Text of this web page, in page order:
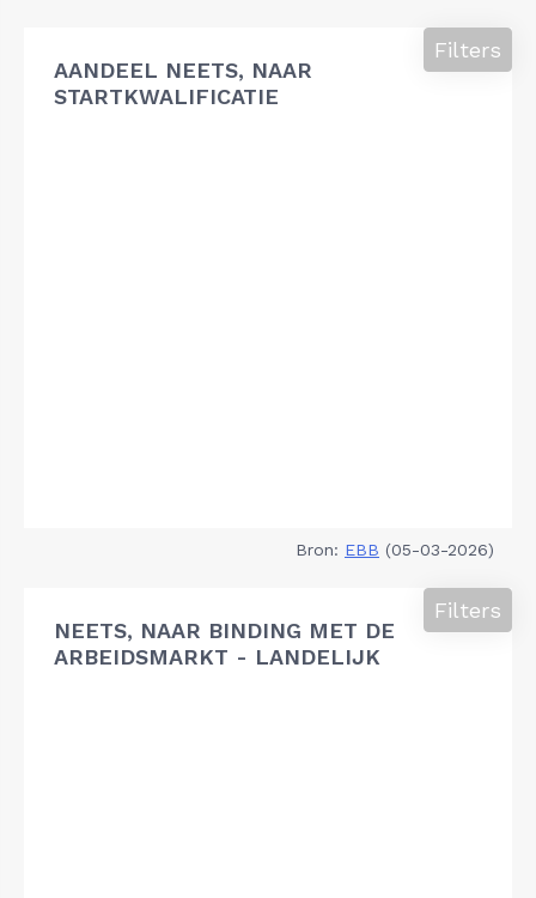
AANDEEL NEETS, NAAR
STARTKWALIFICATIE
Filters
Bron: EBB (05-03-2026)
NEETS, NAAR BINDING MET DE
ARBEIDSMARKT - LANDELIJK
Filters